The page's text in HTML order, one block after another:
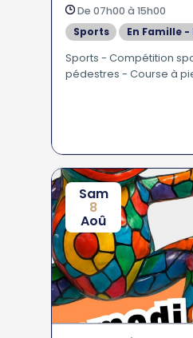
De 07h00 à 15h00
Sports
En Famille
Sports - Compétition
pédestres - Course à
Sam
8
Aoû